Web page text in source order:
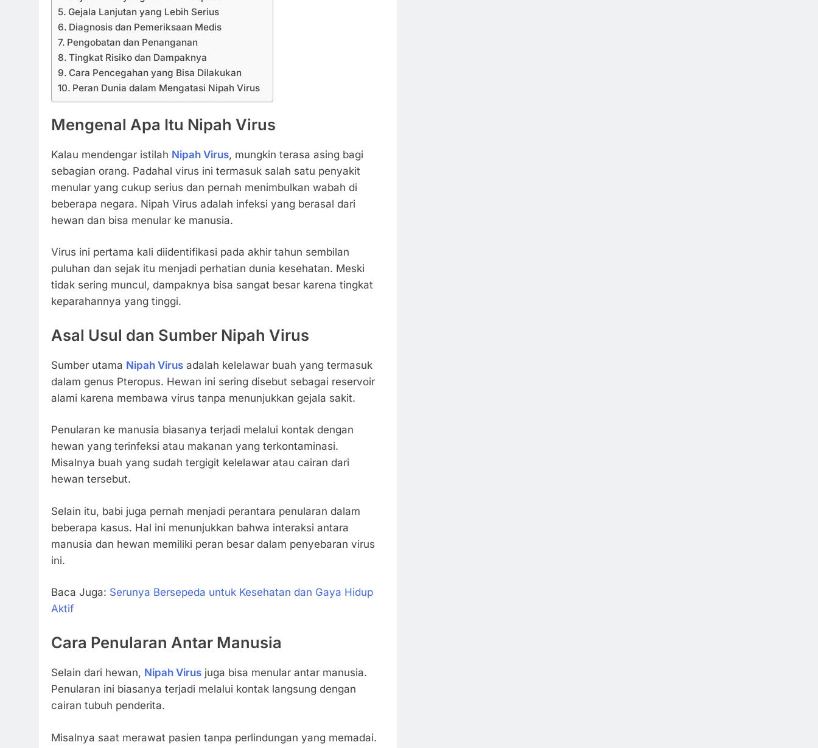
Gejala Lanjutan yang Lebih Serius
Diagnosis dan Pemeriksaan Medis
Pengobatan dan Penanganan
Tingkat Risiko dan Dampaknya
Cara Pencegahan yang Bisa Dilakukan
Peran Dunia dalam Mengatasi Nipah Virus
Mengenal Apa Itu Nipah Virus
Kalau mendengar istilah Nipah Virus, mungkin terasa asing bagi
sebagian orang. Padahal virus ini termasuk salah satu penyakit
menular yang cukup serius dan pernah menimbulkan wabah di
beberapa negara. Nipah Virus adalah infeksi yang berasal dari
hewan dan bisa menular ke manusia.
Virus ini pertama kali diidentifikasi pada akhir tahun sembilan
puluhan dan sejak itu menjadi perhatian dunia kesehatan. Meski
tidak sering muncul, dampaknya bisa sangat besar karena tingkat
keparahannya yang tinggi.
Asal Usul dan Sumber Nipah Virus
Sumber utama Nipah Virus adalah kelelawar buah yang termasuk
dalam genus Pteropus. Hewan ini sering disebut sebagai reservoir
alami karena membawa virus tanpa menunjukkan gejala sakit.
Penularan ke manusia biasanya terjadi melalui kontak dengan
hewan yang terinfeksi atau makanan yang terkontaminasi.
Misalnya buah yang sudah tergigit kelelawar atau cairan dari
hewan tersebut.
Selain itu, babi juga pernah menjadi perantara penularan dalam
beberapa kasus. Hal ini menunjukkan bahwa interaksi antara
manusia dan hewan memiliki peran besar dalam penyebaran virus
ini.
Baca Juga: Serunya Bersepeda untuk Kesehatan dan Gaya Hidup
Aktif
Cara Penularan Antar Manusia
Selain dari hewan, Nipah Virus juga bisa menular antar manusia.
Penularan ini biasanya terjadi melalui kontak langsung dengan
cairan tubuh penderita.
Misalnya saat merawat pasien tanpa perlindungan yang memadai.